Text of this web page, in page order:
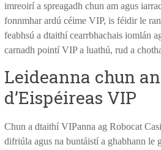
imreoirí a spreagadh chun am agus
fonnmhar ardú céime VIP, is féidir le
feabhsú a dtaithí cearrbhachais iomlán
carnadh pointí VIP a luathú, rud a
Leideanna chun
d’Eispéireas VIP
Chun a dtaithí VIPanna ag Robocat
difriúla agus na buntáistí a ghabhann le